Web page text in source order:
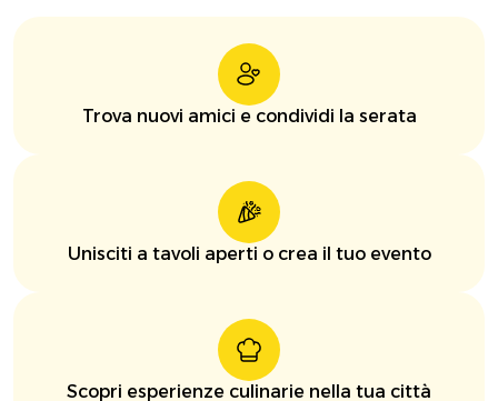
Trova nuovi amici e condividi la serata
Unisciti a tavoli aperti o crea il tuo evento
Scopri esperienze culinarie nella tua città